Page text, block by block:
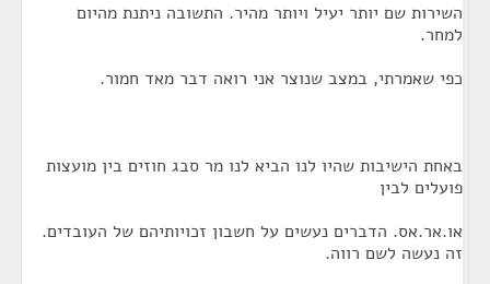
השירות שם יותר יעיל ויותר מהיר. התשובה ניתנת מהיום
למחר.
כפי שאמרתי, במצב שנוצר אני רואה דבר מאד חמור.
באחת הישיבות שהיו לנו הביא לנו מר סבג חוזים בין מועצות
פועלים לבין
או.אר.אס. הדברים נעשים על חשבון זכויותיהם של העובדים.
זה נעשה לשם רווה.